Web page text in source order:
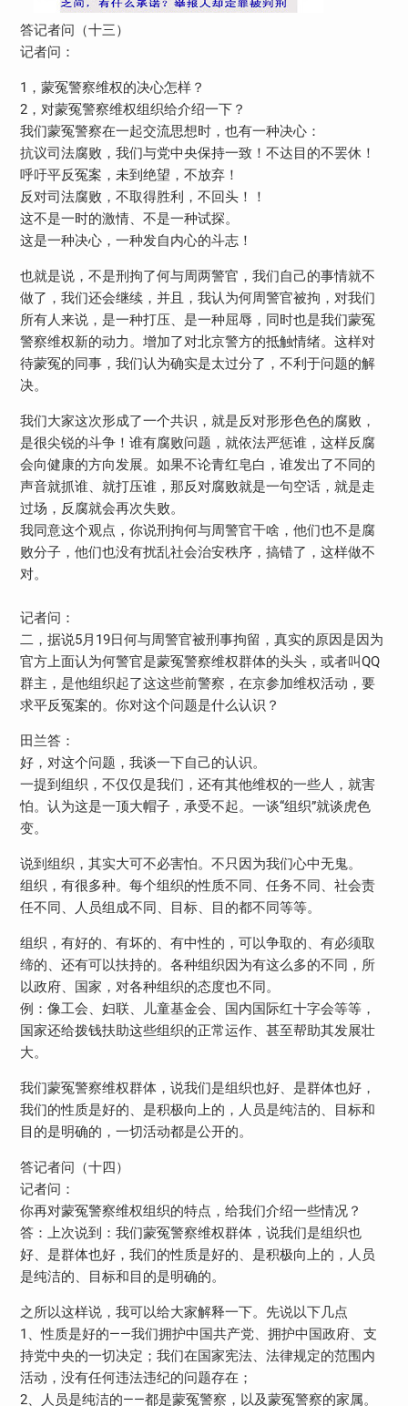
答记者问（十三）
记者问：
1，蒙冤警察维权的决心怎样？
2，对蒙冤警察维权组织给介绍一下？
我们蒙冤警察在一起交流思想时，也有一种决心：
抗议司法腐败，我们与党中央保持一致！不达目的不罢休！
呼吁平反冤案，未到绝望，不放弃！
反对司法腐败，不取得胜利，不回头！！
这不是一时的激情、不是一种试探。
这是一种决心，一种发自内心的斗志！
也就是说，不是刑拘了何与周两警官，我们自己的事情就不
做了，我们还会继续，并且，我认为何周警官被拘，对我们
所有人来说，是一种打压、是一种屈辱，同时也是我们蒙冤
警察维权新的动力。增加了对北京警方的抵触情绪。这样对
待蒙冤的同事，我们认为确实是太过分了，不利于问题的解
决。
我们大家这次形成了一个共识，就是反对形形色色的腐败，
是很尖锐的斗争！谁有腐败问题，就依法严惩谁，这样反腐
会向健康的方向发展。如果不论青红皂白，谁发出了不同的
声音就抓谁、就打压谁，那反对腐败就是一句空话，就是走
过场，反腐就会再次失败。
我同意这个观点，你说刑拘何与周警官干啥，他们也不是腐
败分子，他们也没有扰乱社会治安秩序，搞错了，这样做不
对。
记者问：
二，据说5月19日何与周警官被刑事拘留，真实的原因是因为
官方上面认为何警官是蒙冤警察维权群体的头头，或者叫QQ
群主，是他组织起了这这些前警察，在京参加维权活动，要
求平反冤案的。你对这个问题是什么认识？
田兰答：
好，对这个问题，我谈一下自己的认识。
一提到组织，不仅仅是我们，还有其他维权的一些人，就害
怕。认为这是一顶大帽子，承受不起。一谈“组织”就谈虎色
变。
说到组织，其实大可不必害怕。不只因为我们心中无鬼。
组织，有很多种。每个组织的性质不同、任务不同、社会责
任不同、人员组成不同、目标、目的都不同等等。
组织，有好的、有坏的、有中性的，可以争取的、有必须取
缔的、还有可以扶持的。各种组织因为有这么多的不同，所
以政府、国家，对各种组织的态度也不同。
例：像工会、妇联、儿童基金会、国内国际红十字会等等，
国家还给拨钱扶助这些组织的正常运作、甚至帮助其发展壮
大。
我们蒙冤警察维权群体，说我们是组织也好、是群体也好，
我们的性质是好的、是积极向上的，人员是纯洁的、目标和
目的是明确的，一切活动都是公开的。
答记者问（十四）
记者问：
你再对蒙冤警察维权组织的特点，给我们介绍一些情况？
答：上次说到：我们蒙冤警察维权群体，说我们是组织也
好、是群体也好，我们的性质是好的、是积极向上的，人员
是纯洁的、目标和目的是明确的。
之所以这样说，我可以给大家解释一下。先说以下几点
1、性质是好的——我们拥护中国共产党、拥护中国政府、支
持党中央的一切决定；我们在国家宪法、法律规定的范围内
活动，没有任何违法违纪的问题存在；
2、人员是纯洁的——都是蒙冤警察，以及蒙冤警察的家属。